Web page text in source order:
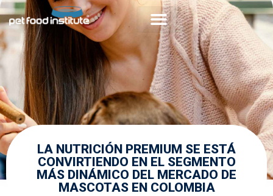
LA NUTRICIÓN PREMIUM SE ESTÁ
CONVIRTIENDO EN EL SEGMENTO
MÁS DINÁMICO DEL MERCADO DE
MASCOTAS EN COLOMBIA